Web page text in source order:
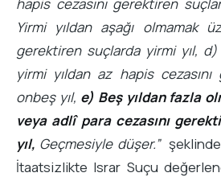
Yirmi yıldan aşağı olmamak
gerektiren suçlarda yirmi yıl,
yirmi yıldan az hapis
onbeş yıl, e) Beş yıldan fazla
veya adlî para cezasını
yıl, Geçmesiyle düşer.”
İtaatsizlikte Israr Suçu